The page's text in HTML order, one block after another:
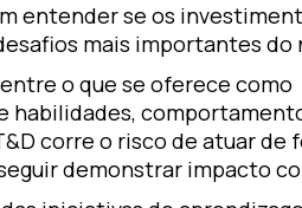
entender se os
mais importantes do
o que se oferece como
habilidades,
corre o risco de atuar de
demonstrar impacto